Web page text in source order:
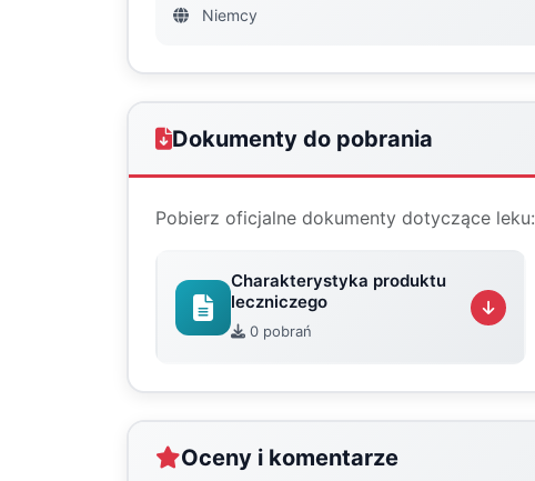
Niemcy
Dokumenty do pobrania
Pobierz oficjalne dokumenty dotyczące leku:
Charakterystyka produktu
leczniczego
0 pobrań
Oceny i komentarze